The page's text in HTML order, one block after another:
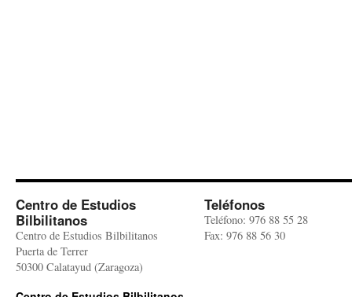
Centro de Estudios
Bilbilitanos
Centro de Estudios Bilbilitanos
Puerta de Terrer
50300 Calatayud (Zaragoza)
Teléfonos
Teléfono: 976 88 55 28
Fax: 976 88 56 30